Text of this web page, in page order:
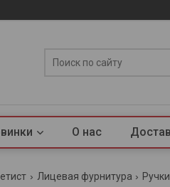
О нас
Лицевая фурнитура